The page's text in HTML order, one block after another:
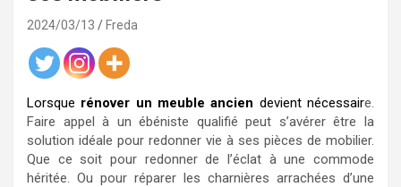
2024/03/13 Freda
Lorsque rénover un meuble ancien devient nécessaire.
Faire appel à un ébéniste qualifié peut s’avérer être la
solution idéale pour redonner vie à ses pièces de mobilier.
Que ce soit pour redonner de l’éclat à une commode
héritée. Ou pour réparer les charnières arrachées d’une